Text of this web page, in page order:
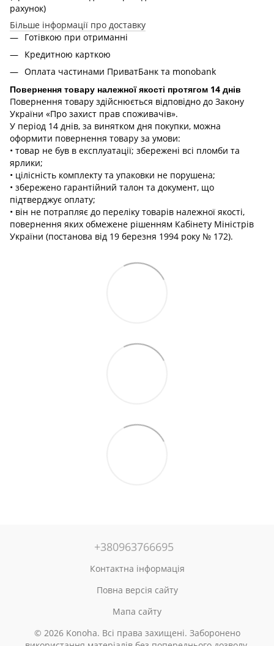
рахунок)
Більше інформації про доставку
Готівкою при отриманні
Кредитною карткою
Оплата частинами ПриватБанк та monobank
Повернення товару належної якості протягом 14 днів
Повернення товару здійснюється відповідно до Закону
України «Про захист прав споживачів».
У період 14 днів, за винятком дня покупки, можна
оформити повернення товару за умови:
• товар не був в експлуатації; збережені всі пломби та
ярлики;
• цілісність комплекту та упаковки не порушена;
• збережено гарантійний талон та документ, що
підтверджує оплату;
• він не потрапляє до переліку товарів належної якості,
повернення яких обмежене рішенням Кабінету Міністрів
України (постанова від 19 березня 1994 року № 172).
+380963766695
Контактна інформація
Повна версія сайту
Мапа сайту
© 2026 Konoha. Всі права захищені. Заборонено